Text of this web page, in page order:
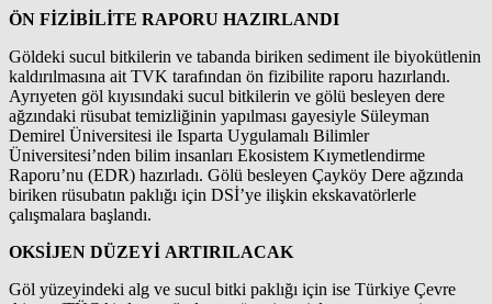
ÖN FİZİBİLİTE RAPORU HAZIRLANDI
Göldeki sucul bitkilerin ve tabanda biriken sediment ile biyokütlenin
kaldırılmasına ait TVK tarafından ön fizibilite raporu hazırlandı.
Ayrıyeten göl kıyısındaki sucul bitkilerin ve gölü besleyen dere
ağzındaki rüsubat temizliğinin yapılması gayesiyle Süleyman
Demirel Üniversitesi ile Isparta Uygulamalı Bilimler
Üniversitesi’nden bilim insanları Ekosistem Kıymetlendirme
Raporu’nu (EDR) hazırladı. Gölü besleyen Çayköy Dere ağzında
biriken rüsubatın paklığı için DSİ’ye ilişkin ekskavatörlerle
çalışmalara başlandı.
OKSİJEN DÜZEYİ ARTIRILACAK
Göl yüzeyindeki alg ve sucul bitki paklığı için ise Türkiye Çevre